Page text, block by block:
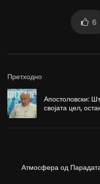
6
Претходно
Апостоловски:
својата цел,
Атмосфера од